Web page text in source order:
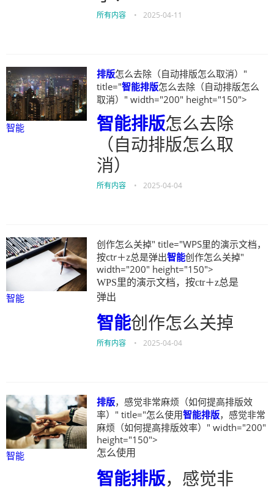
所有内容 • 2025-04-11
智能
排版怎么去除（自动排版怎么取消）"
title="智能排版怎么去除（自动排版怎么
取消）" width="200" height="150">
智能排版怎么去除
（自动排版怎么取
消）
所有内容 • 2025-04-04
智能
创作怎么关掉" title="WPS里的演示文档，
按ctr＋z总是弹出智能创作怎么关掉"
width="200" height="150">
WPS里的演示文档，按ctr＋z总是
弹出
智能创作怎么关掉
所有内容 • 2025-04-04
智能
排版，感觉非常麻烦（如何提高排版效
率）" title="怎么使用智能排版，感觉非常
麻烦（如何提高排版效率）" width="200"
height="150">
怎么使用
智能排版，感觉非